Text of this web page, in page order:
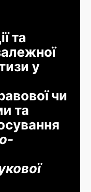
та
у
чи
та